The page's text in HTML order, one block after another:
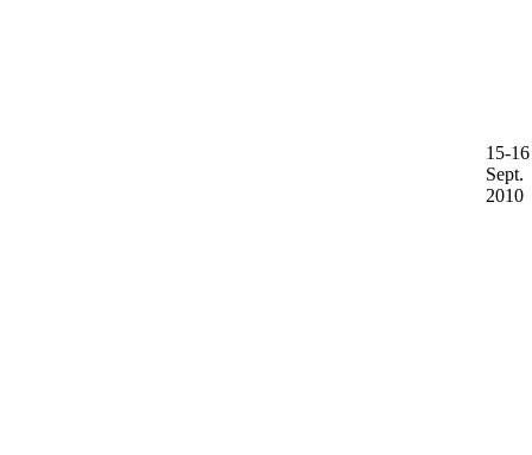
15-16
Sept.
2010